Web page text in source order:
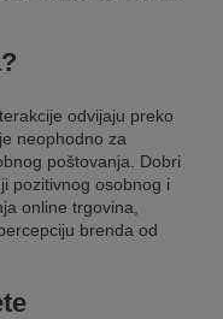
odvijaju preko
neophodno za
poštovanja. Dobri
pozitivnog osobnog i
online trgovina
brenda od